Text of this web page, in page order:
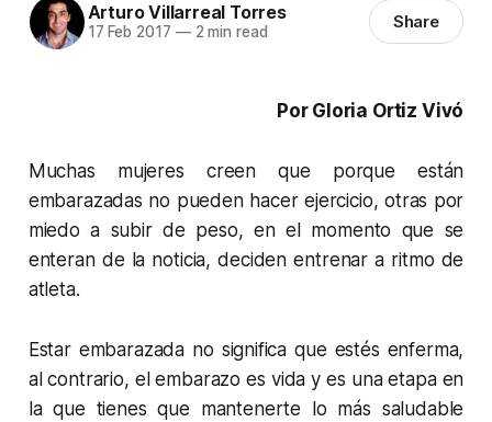
Arturo Villarreal Torres
17 Feb 2017 —2 min read Share
Por Gloria Ortiz Vivó
Muchas mujeres creen que porque están
embarazadas no pueden hacer ejercicio, otras por
miedo a subir de peso, en el momento que se
enteran de la noticia, deciden entrenar a ritmo de
atleta.
Estar embarazada no significa que estés enferma,
al contrario, el embarazo es vida y es una etapa en
la que tienes que mantenerte lo más saludable